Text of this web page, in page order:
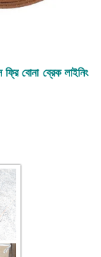
ফ্রি বোনা ব্রেক লাইনিং